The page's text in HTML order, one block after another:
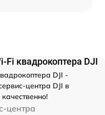
квадрокоптера DJI
DJI -
центра DJI в
центра